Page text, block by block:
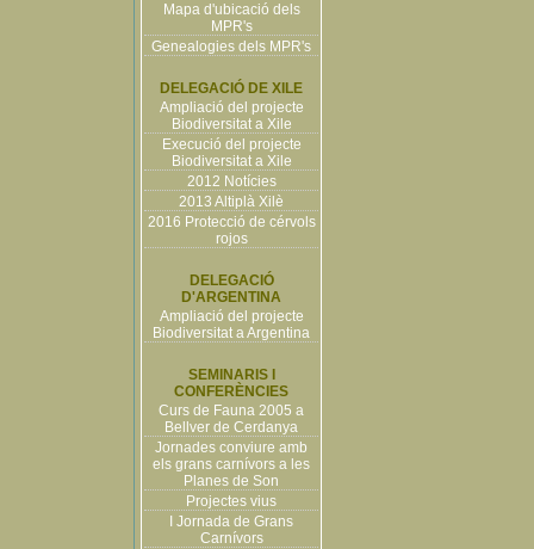
Mapa d'ubicació dels
MPR's
Genealogies dels MPR's
DELEGACIÓ DE XILE
Ampliació del projecte
Biodiversitat a Xile
Execució del projecte
Biodiversitat a Xile
2012 Notícies
2013 Altiplà Xilè
2016 Protecció de cérvols
rojos
DELEGACIÓ
D'ARGENTINA
Ampliació del projecte
Biodiversitat a Argentina
SEMINARIS I
CONFERÈNCIES
Curs de Fauna 2005 a
Bellver de Cerdanya
Jornades conviure amb
els grans carnívors a les
Planes de Son
Projectes vius
I Jornada de Grans
Carnívors